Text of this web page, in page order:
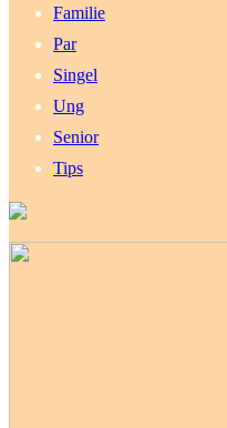
Familie
Par
Singel
Ung
Senior
Tips